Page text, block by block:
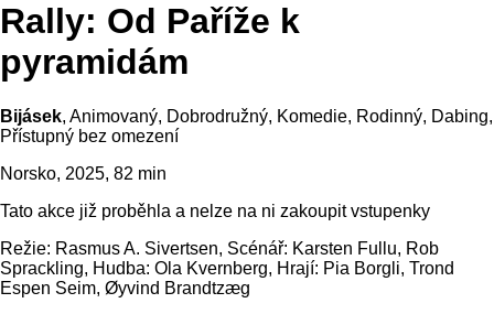
Rally: Od Paříže k
pyramidám
Bijásek, Animovaný, Dobrodružný, Komedie, Rodinný, Dabing,
Přístupný bez omezení
Norsko, 2025, 82 min
Tato akce již proběhla a nelze na ni zakoupit vstupenky
Režie: Rasmus A. Sivertsen, Scénář: Karsten Fullu, Rob
Sprackling, Hudba: Ola Kvernberg, Hrají: Pia Borgli, Trond
Espen Seim, Øyvind Brandtzæg